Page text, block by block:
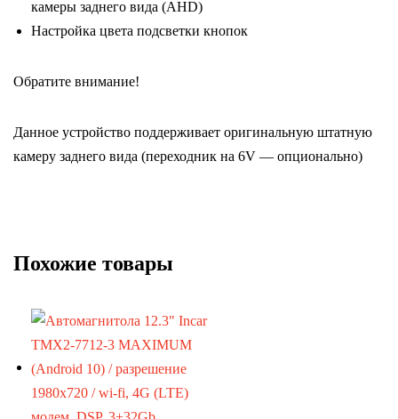
камеры заднего вида (AHD)
Настройка цвета подсветки кнопок
Обратите внимание!
Данное устройство поддерживает оригинальную штатную
камеру заднего вида (переходник на 6V — опционально)
Похожие товары